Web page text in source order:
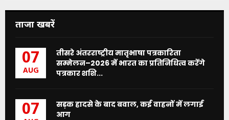
ताजा खबरें
07
AUG
तीसरे अंतरराष्ट्रीय मातृभाषा पत्रकारिता
सम्मेलन–2026 में भारत का प्रतिनिधित्व करेंगे
पत्रकार शशि...
07
सड़क हादसे के बाद बवाल, कई वाहनों में लगाई
आग